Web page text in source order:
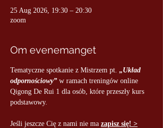
25 Aug 2026, 19:30 – 20:30
zoom
Om evenemanget
Tematyczne spotkanie z Mistrzem pt. „Układ
odpornościowy” w ramach treningów online
Qigong De Rui 1 dla osób, które przeszły kurs
podstawowy.
Jeśli jeszcze Cię z nami nie ma zapisz się! >